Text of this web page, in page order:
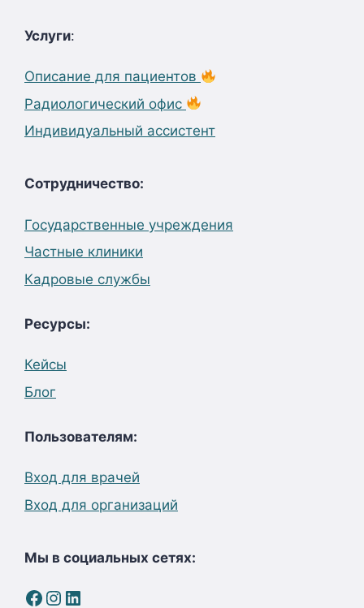
Услуги:
Описание для пациентов
Радиологический офис
Индивидуальный ассистент
Сотрудничество:
Государственные учреждения
Частные клиники
Кадровые службы
Ресурсы:
Кейсы
Блог
Пользователям:
Вход для врачей
Вход для организаций
Мы в социальных сетях:
Facebook
Instagram
LinkedIn